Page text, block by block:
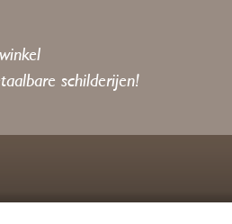
schilderijen!